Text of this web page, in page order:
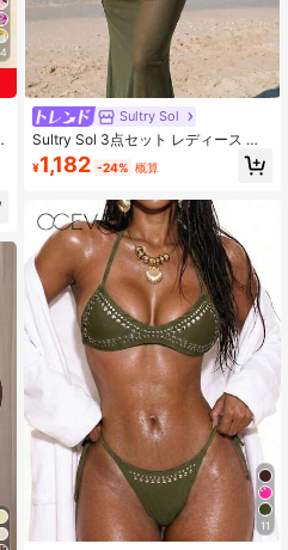
Sultry Sol
Sultry Sol 3点セット レディース セ
クシー ビキニ水着、ハイネック クロ
ップトップ、ヒトデ柄 メタルストラ
ー、卒業式、ボール、高級ディナー
アウトフィット
¥1,182 -24% 概算
11